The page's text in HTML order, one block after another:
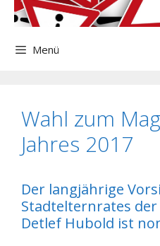
Menü
Wahl zum
Jahres 2017
Der langjährige
Stadtelternrates
Detlef Hubold ist